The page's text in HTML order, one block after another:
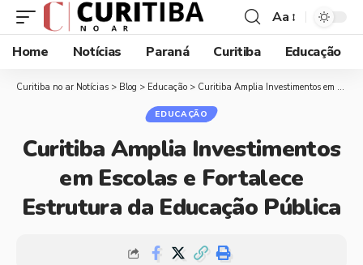
Aa
Home
Notícias Paraná Curitiba Educação
Curitiba no ar Notícias > Blog > Educação > Curitiba Amplia Investimentos em Escolas e Fortalece Estrutura da Educação Pública
EDUCAÇÃO
Curitiba Amplia Investimentos
em Escolas e Fortalece
Estrutura da Educação Pública